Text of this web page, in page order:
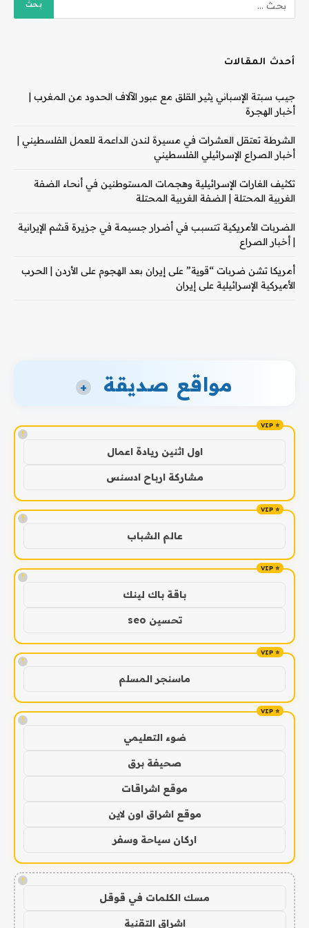
أحدث المقالات
جيب سبتة الإسباني يثير القلق مع عبور الآلاف الحدود من المغرب |
أخبار الهجرة
الشرطة تعتقل العشرات في مسيرة لندن الداعمة للعمل الفلسطيني |
أخبار الصراع الإسرائيلي الفلسطيني
تكثيف الغارات الإسرائيلية وهجمات المستوطنين في أنحاء الضفة
الغربية المحتلة | الضفة الغربية المحتلة
الضربات الأمريكية تتسبب في أضرار جسيمة في جزيرة قشم الإيرانية
| أخبار الصراع
أمريكا تشن ضربات “قوية” على إيران بعد الهجوم على الأردن | الحرب
الأميركية الإسرائيلية على إيران
مواقع صديقة +
!
اول اثنين ريادة اعمال
مشاركة ارباح ادسنس
!
عالم الشباب
!
باقة باك لينك
تحسين seo
!
ماسنجر المسلم
!
ضوء التعليمي
صحيفة برق
موقع اشراقات
موقع اشراق اون لاين
اركان سياحة وسفر
!
مسك الكلمات في قوقل
اشراق التقنية